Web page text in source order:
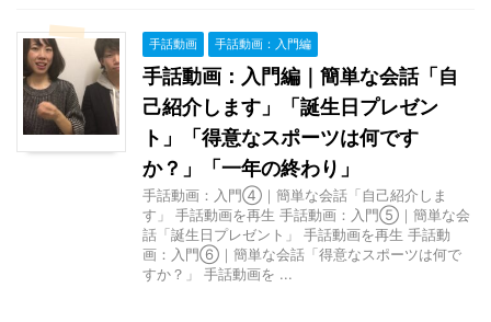
手話動画 手話動画：入門編
手話動画：入門編｜簡単な会話「自
己紹介します」「誕生日プレゼン
ト」「得意なスポーツは何です
か？」「一年の終わり」
手話動画：入門④｜簡単な会話「自己紹介しま
す」 手話動画を再生 手話動画：入門⑤｜簡単な会
話「誕生日プレゼント」 手話動画を再生 手話動
画：入門⑥｜簡単な会話「得意なスポーツは何で
すか？」 手話動画を ...